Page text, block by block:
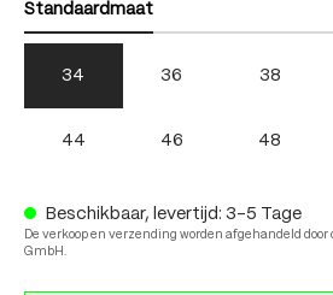
Standaardmaat
34 36 38
44 46 48
Beschikbaar, levertijd: 3-5 Tage
De verkoop en verzending worden afgehandeld
GmbH.